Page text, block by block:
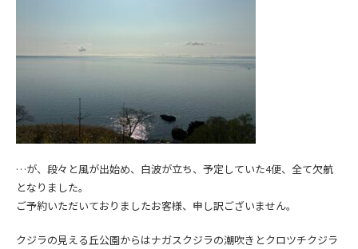
…が、段々と風が出始め、白波が立ち、予定していた4便、全て欠航
となりました。
ご予約いただいておりましたお客様、申し訳ございません。
クジラの見える丘公園からはナガスクジラの潮吹きとクロツチクジラ